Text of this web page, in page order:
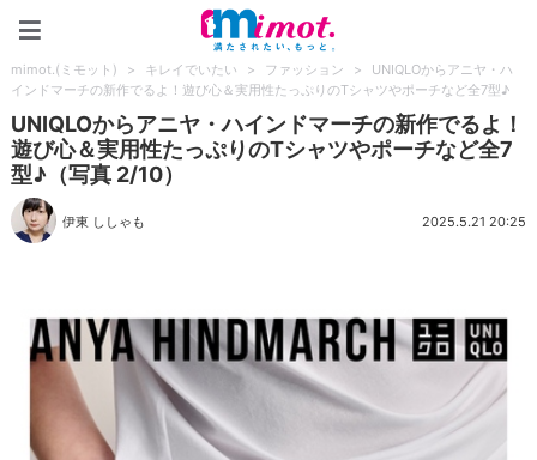
mimot.(ミモット) > キレイでいたい > ファッション >
UNIQLOからアニヤ・ハ
インドマーチの新作でるよ！遊び心＆実用性たっぷりのTシャツやポーチなど全7型♪
UNIQLOからアニヤ・ハインドマーチの新作でるよ！
遊び心＆実用性たっぷりのTシャツやポーチなど全7
型♪（写真 2/10）
伊東 ししゃも 2025.5.21 20:25